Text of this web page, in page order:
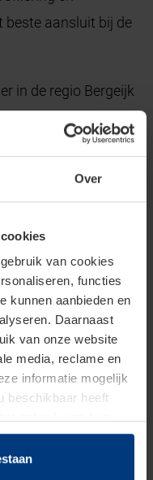
Over
van cookies
functies
kunnen aanbieden en
Daarnaast
van onze website
media, reclame en
informatie mogelijk
beschikbaar heeft
op uw computer
beste aansluit bij de
in de regio Bergeijk
uw wensen past.